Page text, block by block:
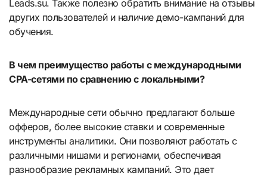
Leads.su. Также полезно обратить внимание на отзывы
других пользователей и наличие демо-кампаний для
обучения.
В чем преимущество работы с международными
CPA-сетями по сравнению с локальными?
Международные сети обычно предлагают больше
офферов, более высокие ставки и современные
инструменты аналитики. Они позволяют работать с
различными нишами и регионами, обеспечивая
разнообразие рекламных кампаний. Это дает